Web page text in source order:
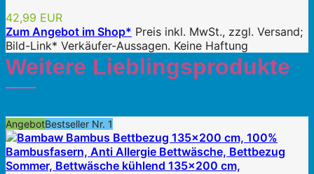
42,99 EUR
Zum Angebot im Shop* Preis inkl. MwSt., zzgl. Versand;
Bild-Link* Verkäufer-Aussagen. Keine Haftung
Weitere Lieblingsprodukte
AngebotBestseller Nr. 1